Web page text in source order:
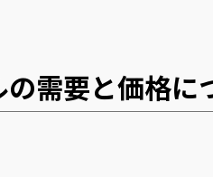
の需要と価格に